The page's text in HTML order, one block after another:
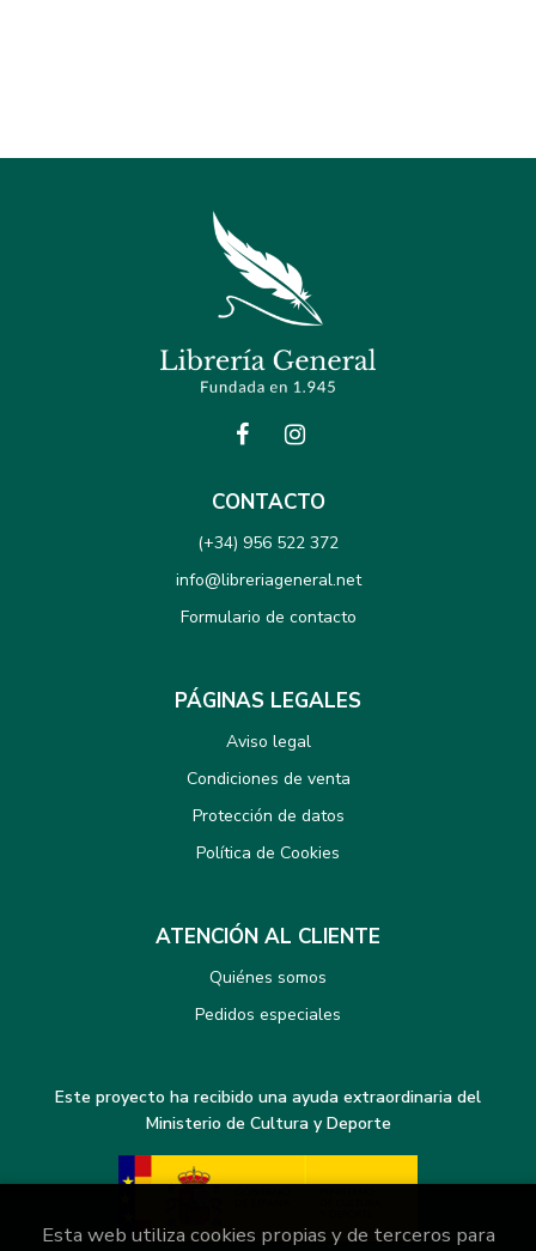
CONTACTO
(+34) 956 522 372
info@libreriageneral.net
Formulario de contacto
PÁGINAS LEGALES
Aviso legal
Condiciones de venta
Protección de datos
Política de Cookies
ATENCIÓN AL CLIENTE
Quiénes somos
Pedidos especiales
Este proyecto ha recibido una ayuda extraordinaria del
Ministerio de Cultura y Deporte
Esta web utiliza cookies propias y de terceros para